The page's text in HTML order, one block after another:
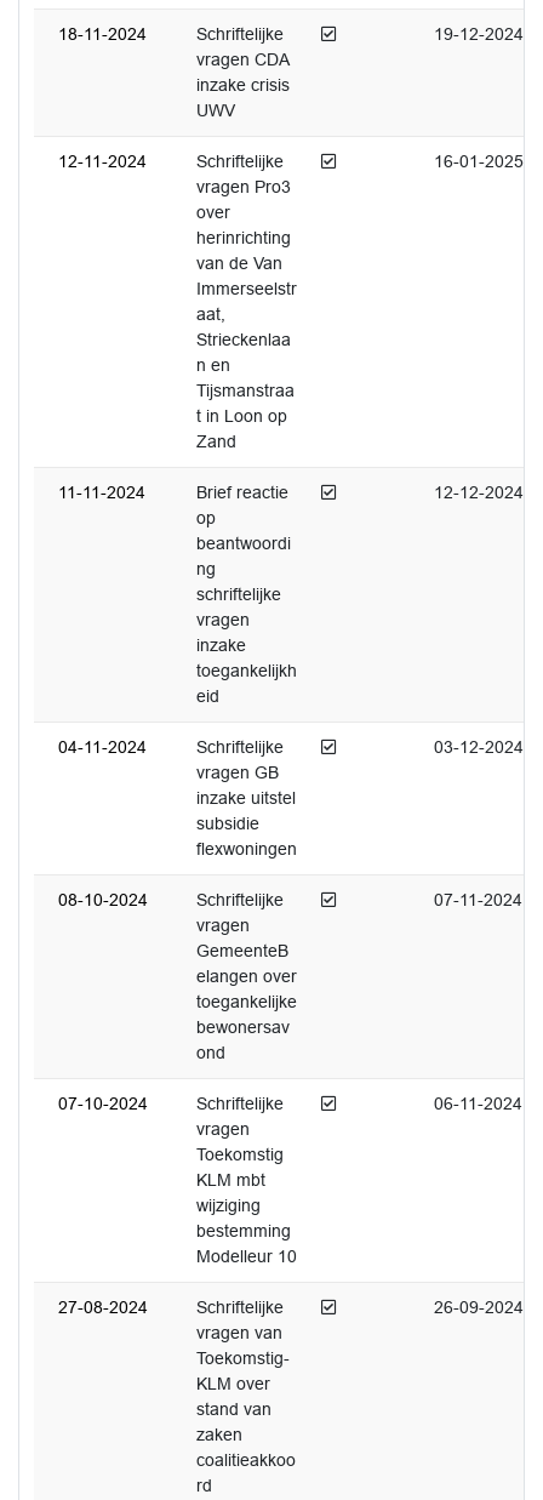
18-11-2024
Schriftelijke
vragen CDA
inzake crisis
UWV
Afgedaan 19-12-2024
12-11-2024
Schriftelijke
vragen Pro3
over
herinrichting
van de Van
Immerseelstr
aat,
Strieckenlaa
n en
Tijsmanstraa
t in Loon op
Zand
Afgedaan 16-01-2025
11-11-2024
Brief reactie
op
beantwoordi
ng
schriftelijke
vragen
inzake
toegankelijkh
eid
Afgedaan 12-12-2024
04-11-2024
Schriftelijke
vragen GB
inzake uitstel
subsidie
flexwoningen
Afgedaan 03-12-2024
08-10-2024
Schriftelijke
vragen
GemeenteB
elangen over
toegankelijke
bewonersav
ond
Afgedaan 07-11-2024
07-10-2024
Schriftelijke
vragen
Toekomstig
KLM mbt
wijziging
bestemming
Modelleur 10
Afgedaan 06-11-2024
27-08-2024
Schriftelijke
vragen van
Toekomstig-
KLM over
stand van
zaken
coalitieakkoo
rd
Afgedaan 26-09-2024